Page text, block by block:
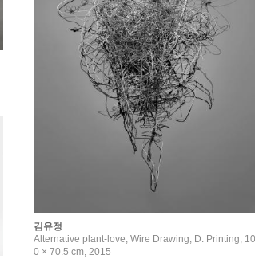
김유정
Alternative plant-love, Wire Drawing, D. Printing, 10
0 × 70.5 cm, 2015